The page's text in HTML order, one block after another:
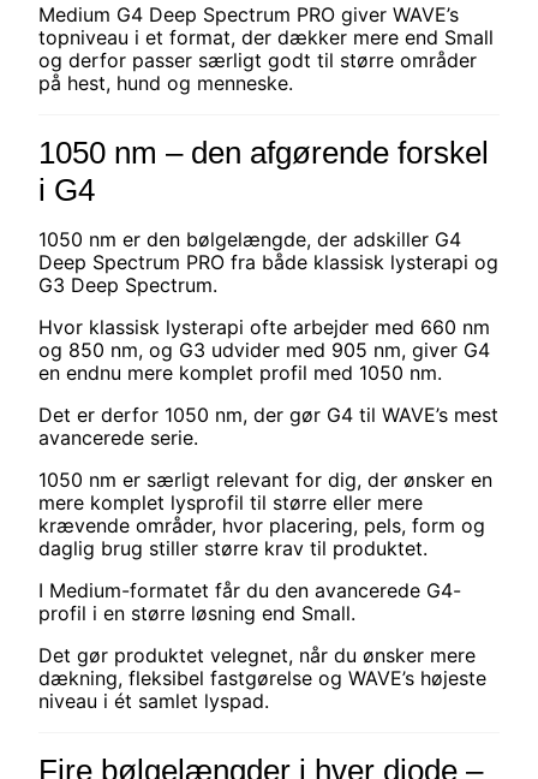
Medium G4 Deep Spectrum PRO giver WAVE’s
topniveau i et format, der dækker mere end Small
og derfor passer særligt godt til større områder
på hest, hund og menneske.
1050 nm – den afgørende forskel
i G4
1050 nm er den bølgelængde, der adskiller G4
Deep Spectrum PRO fra både klassisk lysterapi og
G3 Deep Spectrum.
Hvor klassisk lysterapi ofte arbejder med 660 nm
og 850 nm, og G3 udvider med 905 nm, giver G4
en endnu mere komplet profil med 1050 nm.
Det er derfor 1050 nm, der gør G4 til WAVE’s mest
avancerede serie.
1050 nm er særligt relevant for dig, der ønsker en
mere komplet lysprofil til større eller mere
krævende områder, hvor placering, pels, form og
daglig brug stiller større krav til produktet.
I Medium-formatet får du den avancerede G4-
profil i en større løsning end Small.
Det gør produktet velegnet, når du ønsker mere
dækning, fleksibel fastgørelse og WAVE’s højeste
niveau i ét samlet lyspad.
Fire bølgelængder i hver diode –